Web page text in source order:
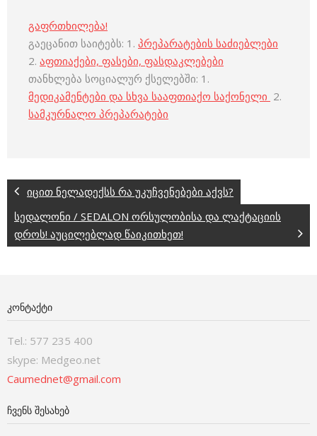
გაფრთხილება!
გაეცანით საიტებს: 1. პრეპარატების საძიებლები
2. აფთიაქები, ფასები, ფასდაკლებები
თანხლება სოციალურ ქსელებში: 1.
მედიკამენტები და სხვა სააფთიაქო საქონელი 2.
სამკურნალო პრეპარატები
იცით ნელადექსს რა უკუჩვენებები აქვს?
სედალონი / SEDALON ორსულობისა და ლაქტაციის
დროს! აუცილებლად წაიკითხეთ!
ᲙᲝᲜᲢᲐᲥᲢᲘ
Tel.: 577 235 400
skype: Medgeo.net
Caumednet@gmail.com
ᲩᲕᲔᲜᲡ ᲨᲔᲡᲐᲮᲔᲑ